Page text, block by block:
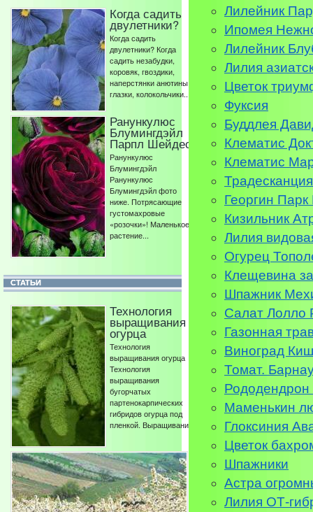
Когда садить
двулетники?
Когда садить
двулетники? Когда
садить незабудки,
коровяк, гвоздики,
наперстянки анютины
глазки, колокольчики...
Ранункулюс
Блумингдэйл
Парпл Шейдес
Ранункулюс
Блумингдэйл
Ранункулюс
Блумингдэйл фото
ниже. Потрясающие
густомахровые
«розочки»! Маленькое
растение...
СТАТЬИ
Технология
выращивания
огурца
Технология
выращивания огурца
Технология
выращивания
бугорчатых
партенокарпических
гибридов огурца под
пленкой. Выращивание...
Лилейник
Ипомея
Лилейник
Лилия
Цветок
Фуксия
Буддлея
Клематис
Клематис
Георгин
Кизильник
Лилия
Огурец
Клещевина
Шпажник
Салат Лолло
Газонная
Виноград
Томат.
Маменькин
Глоксиния
Цветок
Шпажники
Астра
Лилия ОТ-